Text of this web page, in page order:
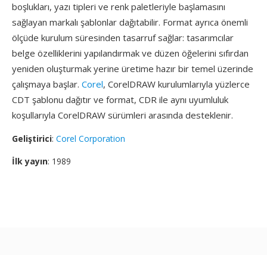
boşlukları, yazı tipleri ve renk paletleriyle başlamasını
sağlayan markalı şablonlar dağıtabilir. Format ayrıca önemli
ölçüde kurulum süresinden tasarruf sağlar: tasarımcılar
belge özelliklerini yapılandırmak ve düzen öğelerini sıfırdan
yeniden oluşturmak yerine üretime hazır bir temel üzerinde
çalışmaya başlar. Corel, CorelDRAW kurulumlarıyla yüzlerce
CDT şablonu dağıtır ve format, CDR ile aynı uyumluluk
koşullarıyla CorelDRAW sürümleri arasında desteklenir.
Geliştirici: Corel Corporation
İlk yayın: 1989